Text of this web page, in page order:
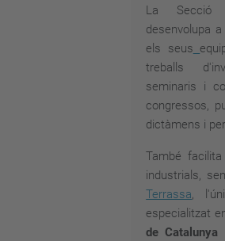
La Secció
desenvolupa
els seus
treballs
seminaris i
congressos,
dictàmens i
També
industrials,
Terrassa,
especialitzat
de Catalunyai